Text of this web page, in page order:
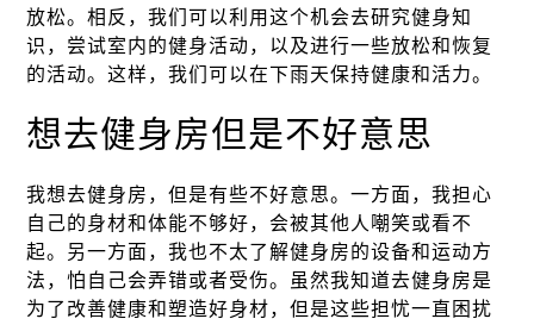
放松。相反，我们可以利用这个机会去研究健身知
识，尝试室内的健身活动，以及进行一些放松和恢复
的活动。这样，我们可以在下雨天保持健康和活力。
想去健身房但是不好意思
我想去健身房，但是有些不好意思。一方面，我担心
自己的身材和体能不够好，会被其他人嘲笑或看不
起。另一方面，我也不太了解健身房的设备和运动方
法，怕自己会弄错或者受伤。虽然我知道去健身房是
为了改善健康和塑造好身材，但是这些担忧一直困扰